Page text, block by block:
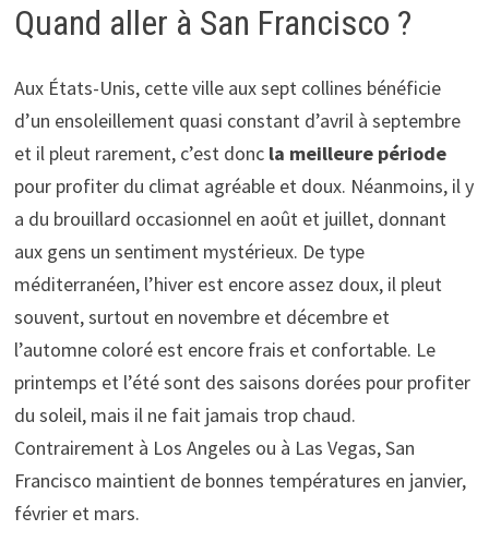
Quand aller à San Francisco ?
Aux États-Unis, cette ville aux sept collines bénéficie
d’un ensoleillement quasi constant d’avril à septembre
et il pleut rarement, c’est doncla meilleure période
pour profiter du climat agréable et doux. Néanmoins, il y
a du brouillard occasionnel en août et juillet, donnant
aux gens un sentiment mystérieux. De type
méditerranéen, l’hiver est encore assez doux, il pleut
souvent, surtout en novembre et décembre et
l’automne coloré est encore frais et confortable. Le
printemps et l’été sont des saisons dorées pour profiter
du soleil, mais il ne fait jamais trop chaud.
Contrairement à Los Angeles ou à Las Vegas, San
Francisco maintient de bonnes températures en janvier,
février et mars.